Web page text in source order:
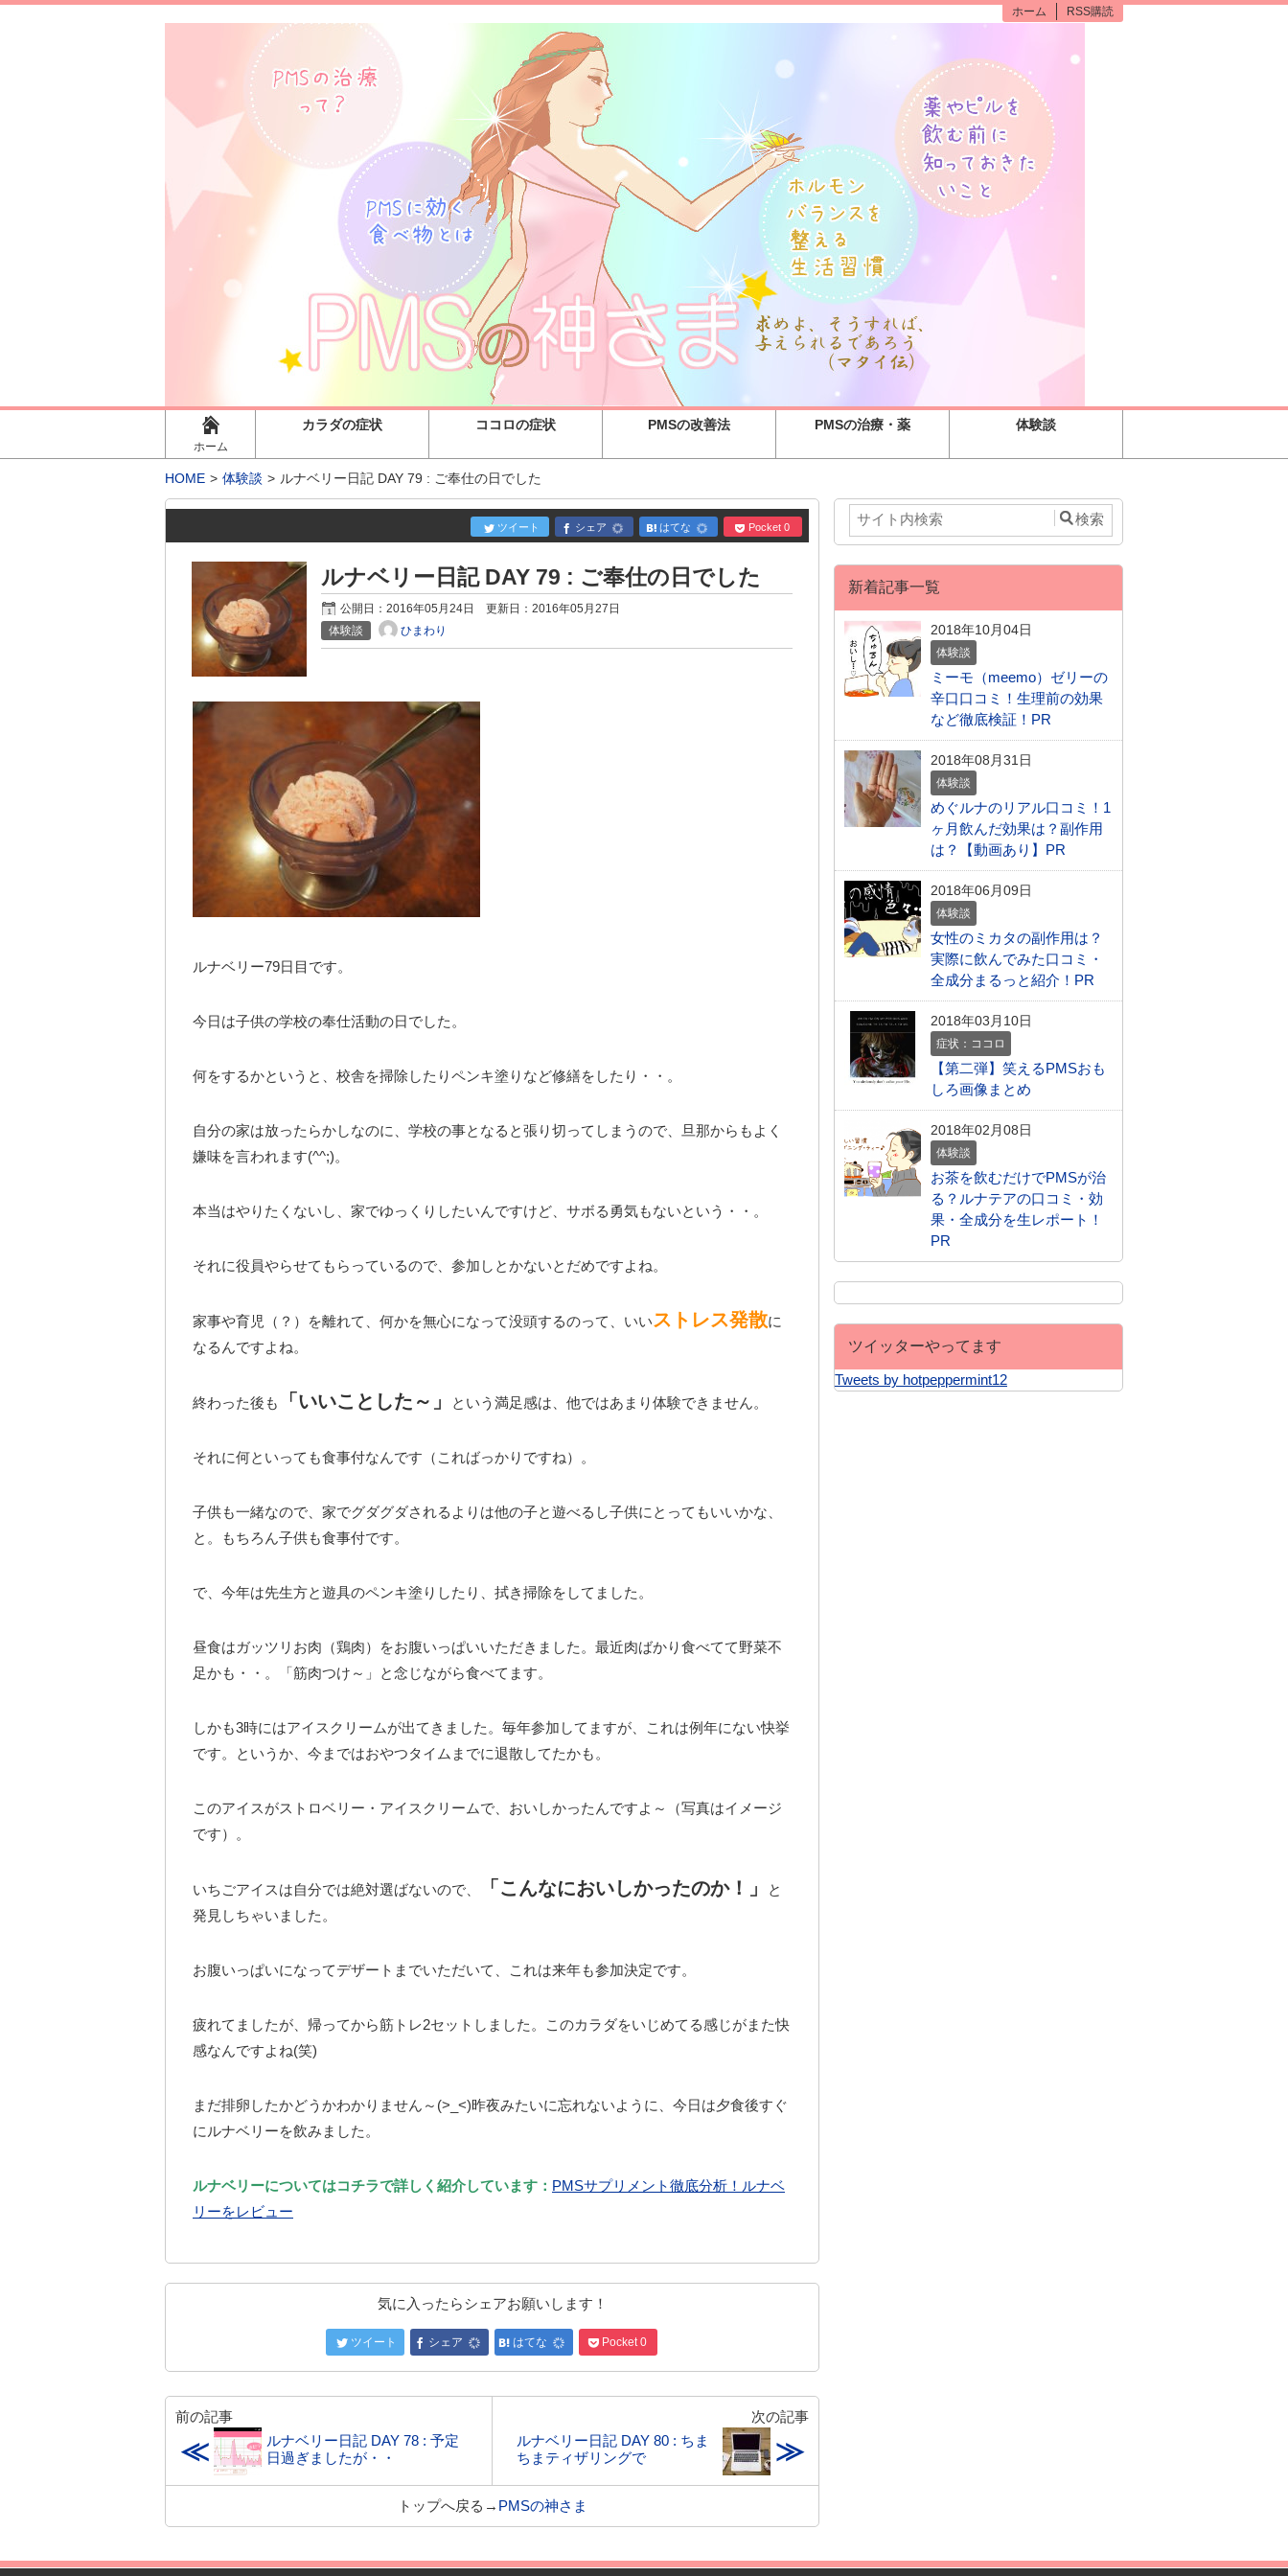
RSS購読
ホーム
ホーム
カラダの症状 ココロの症状 PMSの改善法 PMSの治療・薬 体験談
HOME 体験談 ルナベリー日記 DAY 79 : ご奉仕の日でした
ツイート シェア はてな Pocket 0
ルナベリー日記 DAY 79 : ご奉仕の日でした
公開日：2016年05月24日 更新日：2016年05月27日
体験談
ひまわり
ルナベリー79日目です。
今日は子供の学校の奉仕活動の日でした。
何をするかというと、校舎を掃除したりペンキ塗りなど修繕をしたり・・。
自分の家は放ったらかしなのに、学校の事となると張り切ってしまうので、旦那からもよく
嫌味を言われます(^^;)。
本当はやりたくないし、家でゆっくりしたいんですけど、サボる勇気もないという・・。
それに役員やらせてもらっているので、参加しとかないとだめですよね。
家事や育児（？）を離れて、何かを無心になって没頭するのって、いいストレス発散に
なるんですよね。
終わった後も 「いいことした～」 という満足感は、他ではあまり体験できません。
それに何といっても食事付なんです（こればっかりですね）。
子供も一緒なので、家でグダグダされるよりは他の子と遊べるし子供にとってもいいかな、
と。もちろん子供も食事付です。
で、今年は先生方と遊具のペンキ塗りしたり、拭き掃除をしてました。
昼食はガッツリお肉（鶏肉）をお腹いっぱいいただきました。最近肉ばかり食べてて野菜不
足かも・・。「筋肉つけ～」と念じながら食べてます。
しかも3時にはアイスクリームが出てきました。毎年参加してますが、これは例年にない快挙
です。というか、今まではおやつタイムまでに退散してたかも。
このアイスがストロベリー・アイスクリームで、おいしかったんですよ～（写真はイメージ
です）。
いちごアイスは自分では絶対選ばないので、 「こんなにおいしかったのか！」
と
発見しちゃいました。
お腹いっぱいになってデザートまでいただいて、これは来年も参加決定です。
疲れてましたが、帰ってから筋トレ2セットしました。このカラダをいじめてる感じがまた快
感なんですよね(笑)
まだ排卵したかどうかわかりません～(>_<)昨夜みたいに忘れないように、今日は夕食後すぐ
にルナベリーを飲みました。
ルナベリーについてはコチラで詳しく紹介しています： PMSサプリメント徹底分析！ルナベ
リーをレビュー
気に入ったらシェアお願いします！
ツイート シェア はてな Pocket 0
前の記事
≪
ルナベリー日記 DAY 78 : 予定
日過ぎましたが・・
次の記事
ルナベリー日記 DAY 80 : ちま
ちまティザリングで
≫
トップへ戻る→ PMSの神さま
新着記事一覧
2018年10月04日
体験談
ミーモ（meemo）ゼリーの
辛口口コミ！生理前の効果
など徹底検証！PR
2018年08月31日
体験談
めぐルナのリアル口コミ！1
ヶ月飲んだ効果は？副作用
は？【動画あり】PR
2018年06月09日
体験談
女性のミカタの副作用は？
実際に飲んでみた口コミ・
全成分まるっと紹介！PR
2018年03月10日
症状：ココロ
【第二弾】笑えるPMSおも
しろ画像まとめ
2018年02月08日
体験談
お茶を飲むだけでPMSが治
る？ルナテアの口コミ・効
果・全成分を生レポート！
PR
ツイッターやってます
Tweets by hotpeppermint12